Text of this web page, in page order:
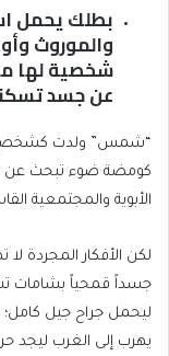
بطلك يحمل
والموروث
شخصية لها
عن جسد
“شمس” ولدت كشخصية
كومضة ضوء تبحث عن
الأبوية والمجتمعية
لكن الأفكار المجردة
جسداً قمحياً بشامات
ليحمل جراح جيل
يهرب إلى الغرب ليجد